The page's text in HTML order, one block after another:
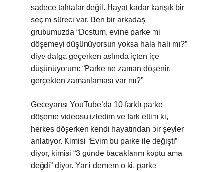
sadece tahtalar değil. Hayat kadar karışık bir
seçim süreci var. Ben bir arkadaş
grubumuzda “Dostum, evine parke mi
döşemeyi düşünüyorsun yoksa hala halı mı?”
diye dalga geçerken aslında içten içe
düşünüyorum: “Parke ne zaman döşenir,
gerçekten zamanlaması var mı?”
Geceyarısı YouTube’da 10 farklı parke
döşeme videosu izledim ve fark ettim ki,
herkes döşerken kendi hayatından bir şeyler
anlatıyor. Kimisi “Evim bu parke ile değişti”
diyor, kimisi “3 günde bacaklarım koptu ama
değdi” diyor. Yani demem o ki, parke